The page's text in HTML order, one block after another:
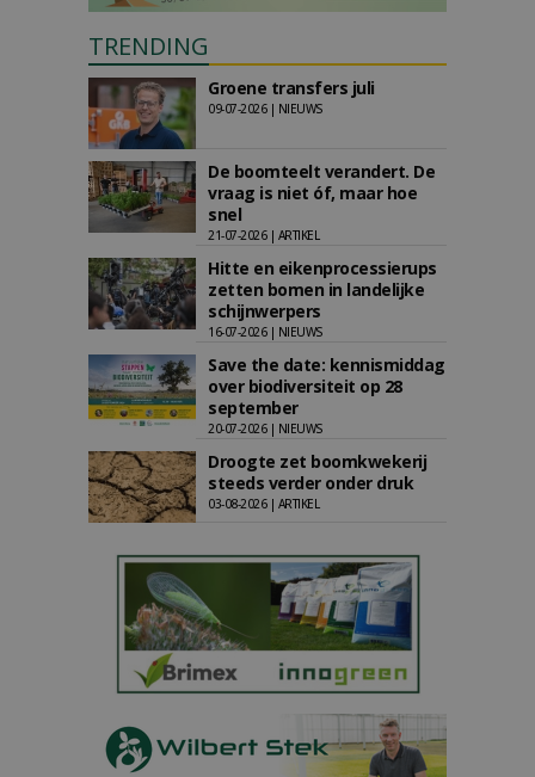
TRENDING
Groene transfers juli
09-07-2026 | NIEUWS
De boomteelt verandert. De
vraag is niet óf, maar hoe
snel
21-07-2026 | ARTIKEL
Hitte en eikenprocessierups
zetten bomen in landelijke
schijnwerpers
16-07-2026 | NIEUWS
Save the date: kennismiddag
over biodiversiteit op 28
september
20-07-2026 | NIEUWS
Droogte zet boomkwekerij
steeds verder onder druk
03-08-2026 | ARTIKEL